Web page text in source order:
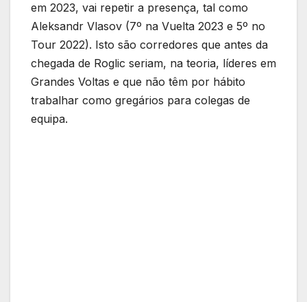
em 2023, vai repetir a presença, tal como
Aleksandr Vlasov (7º na Vuelta 2023 e 5º no
Tour 2022). Isto são corredores que antes da
chegada de Roglic seriam, na teoria, líderes em
Grandes Voltas e que não têm por hábito
trabalhar como gregários para colegas de
equipa.